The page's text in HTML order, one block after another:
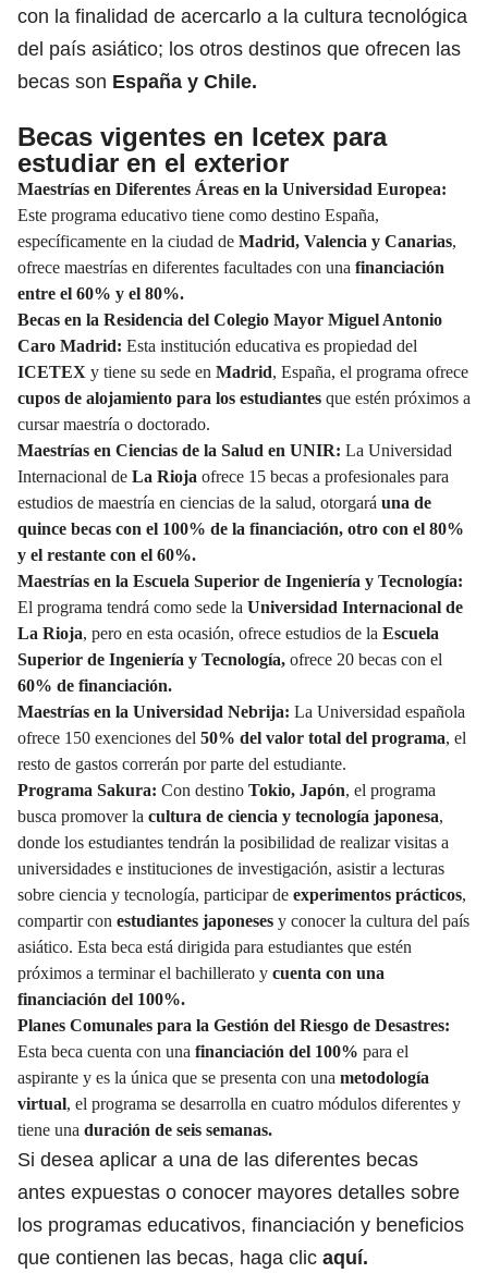
con la finalidad de acercarlo a la cultura tecnológica
del país asiático; los otros destinos que ofrecen las
becas son España y Chile.
Becas vigentes en Icetex para
estudiar en el exterior
Maestrías en Diferentes Áreas en la Universidad Europea:
Este programa educativo tiene como destino España,
específicamente en la ciudad de Madrid, Valencia y Canarias,
ofrece maestrías en diferentes facultades con una financiación
entre el 60% y el 80%.
Becas en la Residencia del Colegio Mayor Miguel Antonio
Caro Madrid: Esta institución educativa es propiedad del
ICETEX y tiene su sede en Madrid, España, el programa ofrece
cupos de alojamiento para los estudiantes que estén próximos a
cursar maestría o doctorado.
Maestrías en Ciencias de la Salud en UNIR: La Universidad
Internacional de La Rioja ofrece 15 becas a profesionales para
estudios de maestría en ciencias de la salud, otorgará una de
quince becas con el 100% de la financiación, otro con el 80%
y el restante con el 60%.
Maestrías en la Escuela Superior de Ingeniería y Tecnología:
El programa tendrá como sede la Universidad Internacional de
La Rioja, pero en esta ocasión, ofrece estudios de la Escuela
Superior de Ingeniería y Tecnología, ofrece 20 becas con el
60% de financiación.
Maestrías en la Universidad Nebrija: La Universidad española
ofrece 150 exenciones del 50% del valor total del programa, el
resto de gastos correrán por parte del estudiante.
Programa Sakura: Con destino Tokio, Japón, el programa
busca promover la cultura de ciencia y tecnología japonesa,
donde los estudiantes tendrán la posibilidad de realizar visitas a
universidades e instituciones de investigación, asistir a lecturas
sobre ciencia y tecnología, participar de experimentos prácticos,
compartir con estudiantes japoneses y conocer la cultura del país
asiático. Esta beca está dirigida para estudiantes que estén
próximos a terminar el bachillerato y cuenta con una
financiación del 100%.
Planes Comunales para la Gestión del Riesgo de Desastres:
Esta beca cuenta con una financiación del 100% para el
aspirante y es la única que se presenta con una metodología
virtual, el programa se desarrolla en cuatro módulos diferentes y
tiene una duración de seis semanas.
Si desea aplicar a una de las diferentes becas
antes expuestas o conocer mayores detalles sobre
los programas educativos, financiación y beneficios
que contienen las becas, haga clic aquí.